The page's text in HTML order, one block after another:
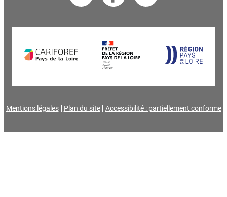
Mentions légales Plan du site Accessibilité : partiellement conforme